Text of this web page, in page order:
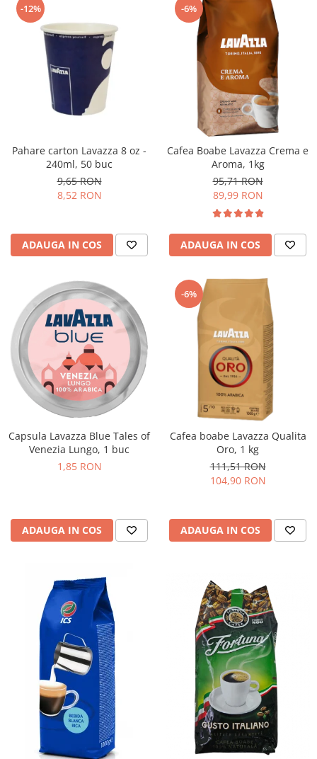
-12%
Pahare carton Lavazza 8 oz -
240ml, 50 buc
9,65 RON
8,52 RON
ADAUGA IN COS
-6%
Cafea Boabe Lavazza Crema e
Aroma, 1kg
95,71 RON
89,99 RON
ADAUGA IN COS
Capsula Lavazza Blue Tales of
Venezia Lungo, 1 buc
1,85 RON
ADAUGA IN COS
-6%
Cafea boabe Lavazza Qualita
Oro, 1 kg
111,51 RON
104,90 RON
ADAUGA IN COS